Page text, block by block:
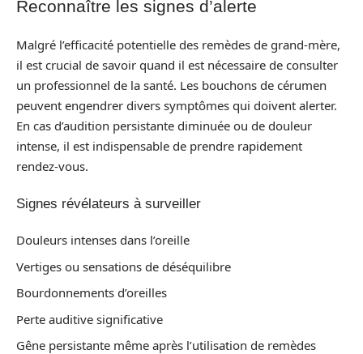
Reconnaître les signes d’alerte
Malgré l’efficacité potentielle des remèdes de grand-mère,
il est crucial de savoir quand il est nécessaire de consulter
un professionnel de la santé. Les bouchons de cérumen
peuvent engendrer divers symptômes qui doivent alerter.
En cas d’audition persistante diminuée ou de douleur
intense, il est indispensable de prendre rapidement
rendez-vous.
Signes révélateurs à surveiller
Douleurs intenses dans l’oreille
Vertiges ou sensations de déséquilibre
Bourdonnements d’oreilles
Perte auditive significative
Gêne persistante même après l’utilisation de remèdes